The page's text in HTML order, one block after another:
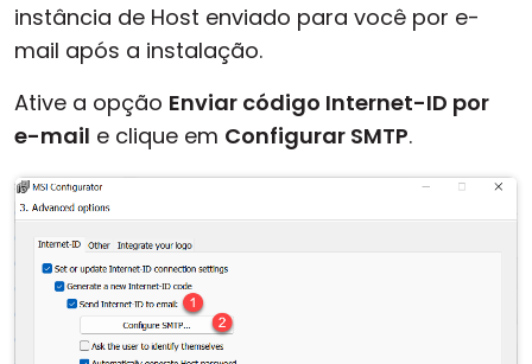
instância de Host enviado para você por e-
mail após a instalação.
Ative a opção Enviar código Internet-ID por
e-mail e clique em Configurar SMTP.